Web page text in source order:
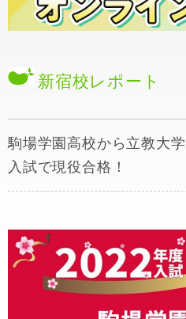
新宿校レポート
駒場学園高校から立教大
入試で現役合格！